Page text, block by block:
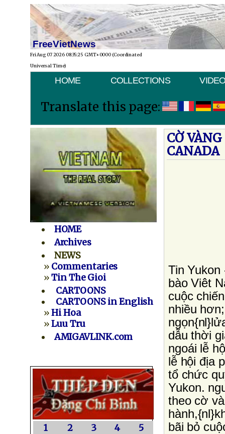
FreeVietNews
Fri Aug 07 2026 08:35:25 GMT+0000 (Coordinated
Universal Time)
HOME COLLECTIONS
Translate this page:
HOME
Archives
NEWS
» Commentaries
»Tin The Gioi
CARTOONS
CARTOONS in English
»Hi Hoa
»Luu Tru
AMIGAVLINK.com
1 2 3 4
5
CỜ
CANADA
Tin
bào Viêt
cuộc
nhiều
dẫu thời
ngoái lễ
lễ hội địa
tổ chức
Yukon.
theo cờ
bãi bỏ